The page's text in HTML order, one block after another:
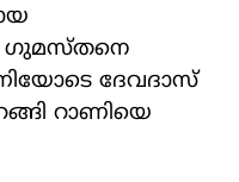
ഗുമസ്തനെ
ദേവദാസ്
റാണിയെ